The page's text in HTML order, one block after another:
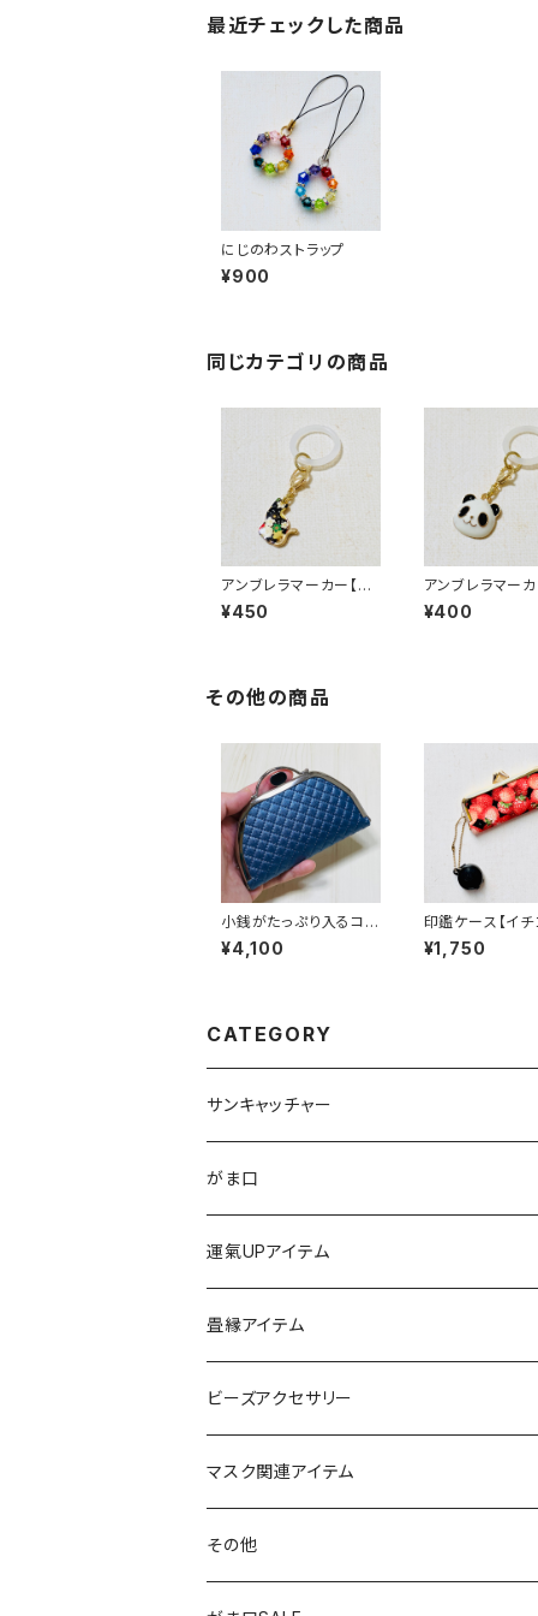
最近チェックした商品
にじのわストラップ
¥900
同じカテゴリの商品
アンブレラマーカー【花
柄猫】
¥450
アンブレラマーカ
ンダ】
¥400
その他の商品
小銭がたっぷり入るコイ
ンケース／【合皮】紺
¥4,100
印鑑ケース【イチ
¥1,750
CATEGORY
サンキャッチャー
ストラップ
チャーム
バッグチャーム
カーアクセサリー
ミニサンキャッチャー
窓用サンキャッチャー
がま口
ちびがま
カードケース
コインケース
長財布
ペンケース
運氣UPアイテム
畳縁アイテム
ビーズアクセサリー
チャーム
ストラップ
マスク関連アイテム
その他